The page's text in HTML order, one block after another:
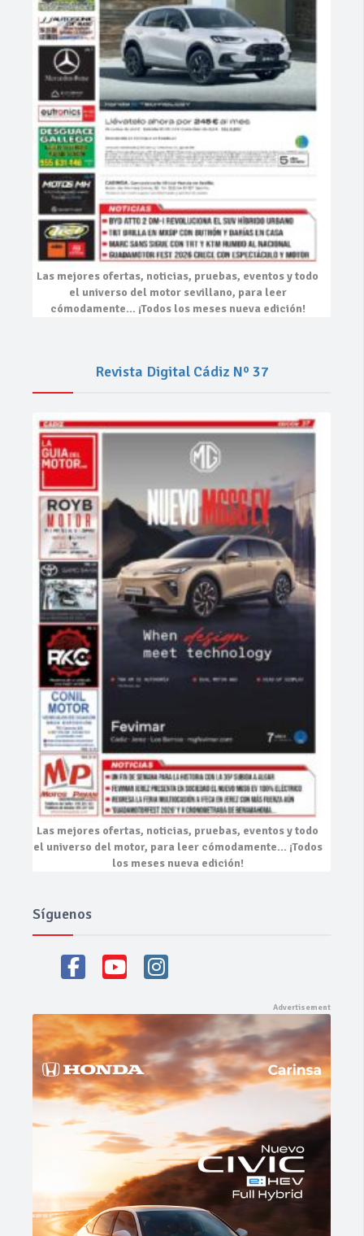
Las mejores ofertas, noticias, pruebas, eventosy todo
el universo del motor sevillano, para leer
cómodamente… ¡Todos los meses nueva edición!
Revista Digital Cádiz Nº 37
Las mejores ofertas, noticias, pruebas, eventosy todo
el universo del motor, para leer cómodamente… ¡Todos
los meses nueva edición!
Síguenos